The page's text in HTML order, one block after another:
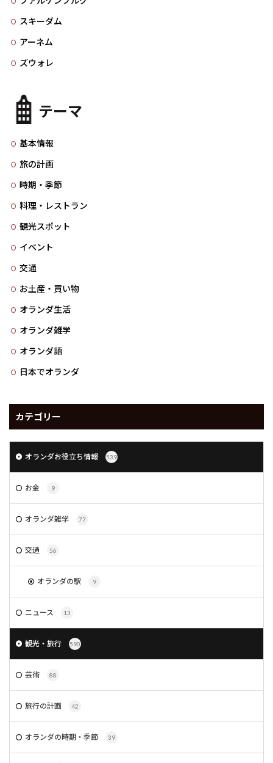
スキーダム
アーネム
ズウォレ
テーマ
基本情報
旅の計画
時期・季節
料理・レストラン
観光スポット
イベント
交通
お土産・買い物
オランダ生活
オランダ雑学
オランダ語
日本でオランダ
カテゴリー
オランダお役立ち情報 539
お金 9
オランダ雑学 77
交通 56
オランダの駅 9
ニュース 13
観光・旅行 590
芸術 88
旅行の計画 42
オランダの時期・季節 39